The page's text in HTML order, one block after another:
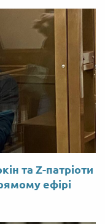
та Z-патріоти
ефірі